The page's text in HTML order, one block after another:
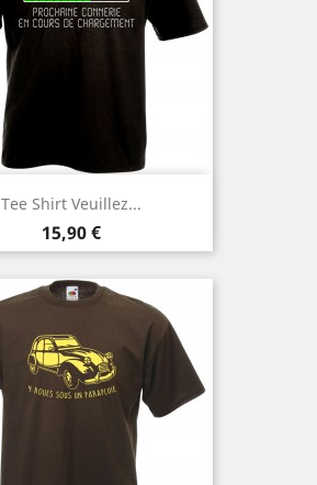
Tee Shirt Veuillez...
Prix
15,90 €